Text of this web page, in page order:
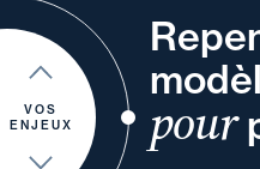
VOS
ENJEUX
pour
un
de
à
vos
et
et